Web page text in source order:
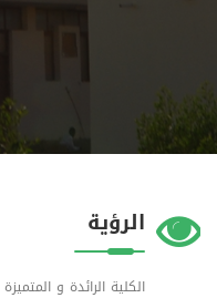
الرؤية
الكلية الرائدة و